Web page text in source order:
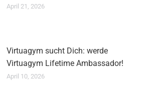
April 21, 2026
Virtuagym sucht Dich: werde
Virtuagym Lifetime Ambassador!
April 10, 2026